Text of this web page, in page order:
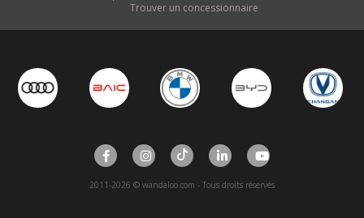
Trouver un concessionnaire
2011-2026 © wandaloo.com - Tous droits réservés